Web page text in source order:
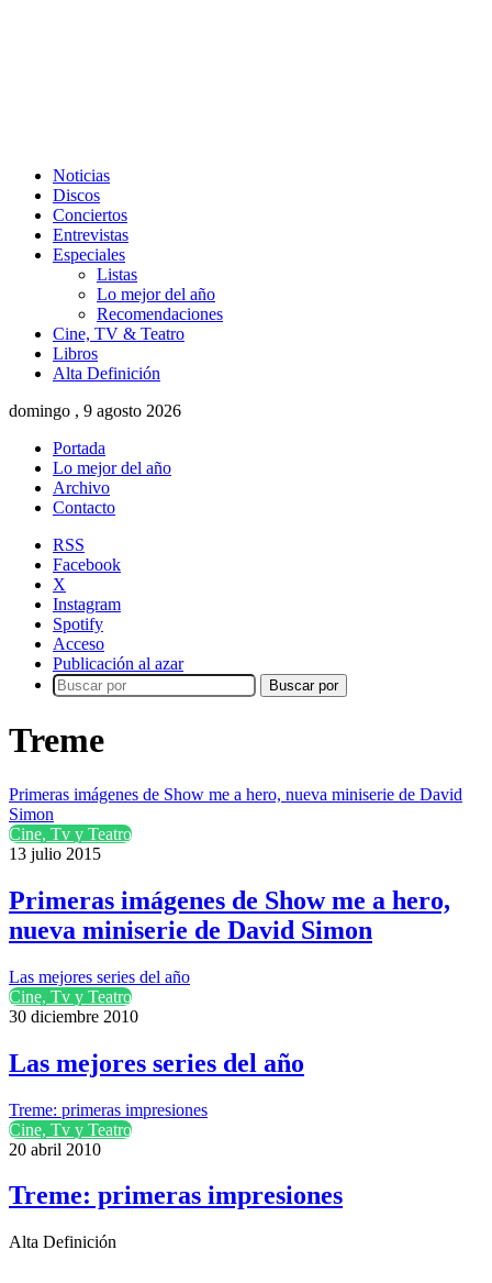
Noticias
Discos
Conciertos
Entrevistas
Especiales
Listas
Lo mejor del año
Recomendaciones
Cine, TV & Teatro
Libros
Alta Definición
domingo , 9 agosto 2026
Portada
Lo mejor del año
Archivo
Contacto
RSS
Facebook
X
Instagram
Spotify
Acceso
Publicación al azar
Buscar por
Treme
Primeras imágenes de Show me a hero, nueva miniserie de David
Simon
Cine, Tv y Teatro
13 julio 2015
Primeras imágenes de Show me a hero,
nueva miniserie de David Simon
Las mejores series del año
Cine, Tv y Teatro
30 diciembre 2010
Las mejores series del año
Treme: primeras impresiones
Cine, Tv y Teatro
20 abril 2010
Treme: primeras impresiones
Alta Definición